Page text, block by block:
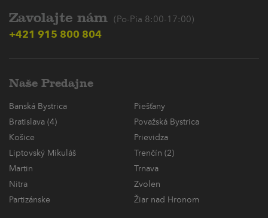
Zavolajte nám (Po-Pia 8:00-17:00)
+421 915 800 804
Naše Predajne
Banská Bystrica
Piešťany
Bratislava (4)
Považská Bystrica
Košice
Prievidza
Liptovský Mikuláš
Trenčín (2)
Martin
Trnava
Nitra
Zvolen
Partizánske
Žiar nad Hronom